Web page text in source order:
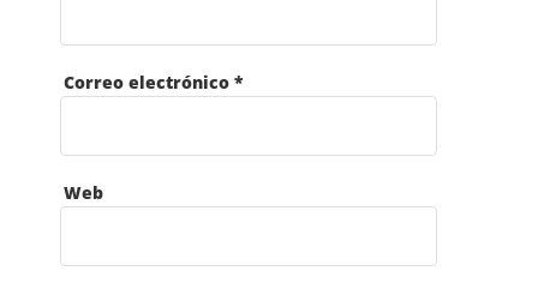
E
T
Correo electrónico *
Web